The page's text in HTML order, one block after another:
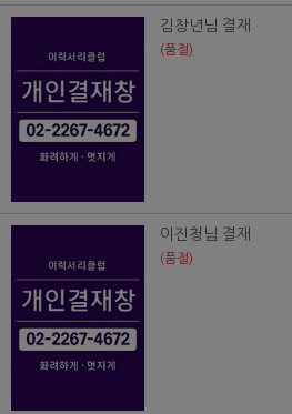
김창년님 결재
(품절)
이진청님 결재
(품절)